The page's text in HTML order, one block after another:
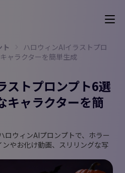
ト
ハロウィンAIイラストプロ
ャラクターを簡単生成
ストプロンプト6選
キャラクターを簡
ウィンAIプロンプトで、ホラー
やお化け動画、スリリングな写